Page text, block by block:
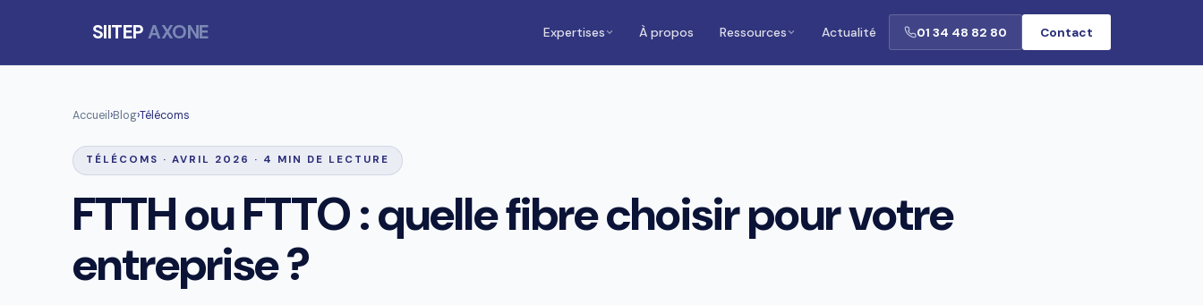
SIITEPAXONE Expertises À propos Ressources Actualité 01 34 48 82 80 Contact
Accueil ›Blog›Télécoms
TÉLÉCOMS · AVRIL 2026 · 4 MIN DE LECTURE
FTTH ou FTTO : quelle fibre choisir pour votre
entreprise ?